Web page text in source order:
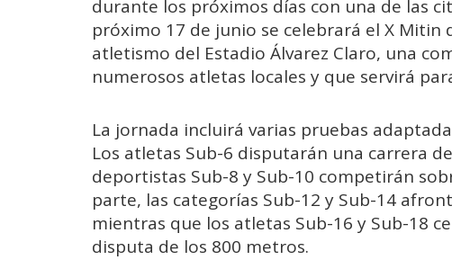
durante los próximos días con una de las
próximo 17 de junio se celebrará el X Mitin
atletismo del Estadio Álvarez Claro, una
numerosos atletas locales y que servirá
La jornada incluirá varias pruebas
Los atletas Sub-6 disputarán una carrera
deportistas Sub-8 y Sub-10 competirán
parte, las categorías Sub-12 y Sub-14
mientras que los atletas Sub-16 y Sub-18
disputa de los 800 metros.